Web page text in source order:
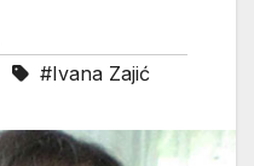
#Ivana Zajić